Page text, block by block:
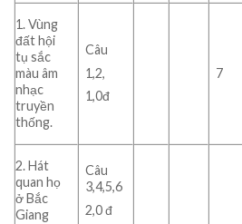
1. Vùng
đất hội
tụ sắc
màu âm
nhạc
truyền
thống.
Câu
1,2,
1,0đ
7
2. Hát
quan họ
ở Bắc
Giang
Câu
3,4,5,6
2,0 đ